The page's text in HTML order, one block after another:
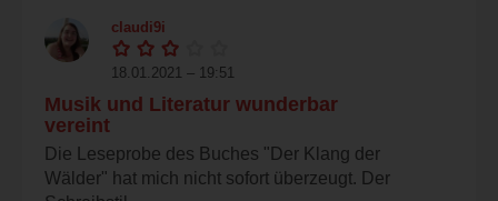
claudi9i
18.01.2021 – 19:51
Musik und Literatur wunderbar
vereint
Die Leseprobe des Buches "Der Klang der
Wälder" hat mich nicht sofort überzeugt. Der